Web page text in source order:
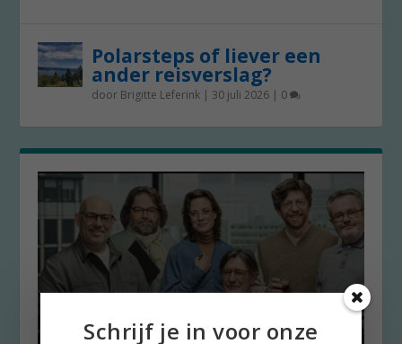
Polarsteps of liever een
ander reisverslag?
door Brigitte Leferink | 30 juli 2026 | 0
Schrijf je in voor onze